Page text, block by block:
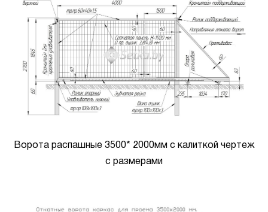
Ворота распашные 3500* 2000мм с калиткой чертеж
с размерами